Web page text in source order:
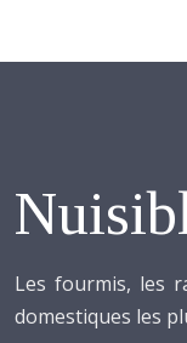
Les fourmis, les
domestiques les